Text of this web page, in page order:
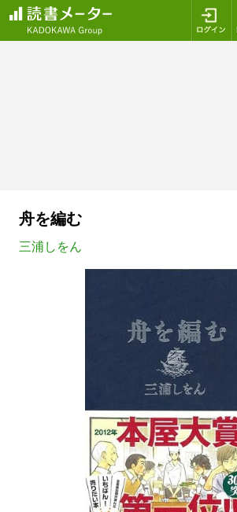
舟を編む
三浦しをん